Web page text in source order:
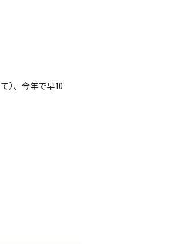
)、今年で早10